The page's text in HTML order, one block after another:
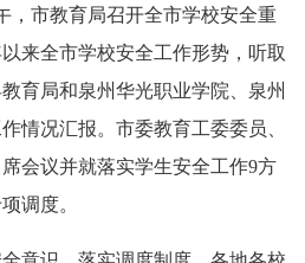
，市教育局召开全市学校安全重
来全市学校安全工作形势，听取
育局和泉州华光职业学院、泉州
情况汇报。市委教育工委委员、
会议并就落实学生安全工作9方
调度。